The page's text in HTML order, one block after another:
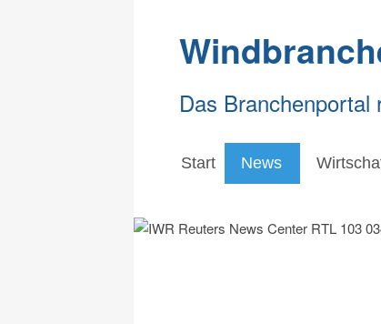
Das Branchenportal
Start News